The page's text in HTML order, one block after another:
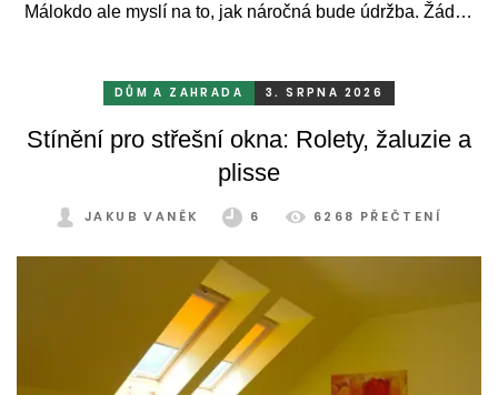
Málokdo ale myslí na to, jak náročná bude údržba. Žádný
mrazu, ale také prachu a pylu, což se na něm dříve či
DŮM A ZAHRADA 3. SRPNA 2026
Stínění pro střešní okna: Rolety, žaluzie a
plisse
JAKUB VANĚK 6 6268 PŘEČTENÍ